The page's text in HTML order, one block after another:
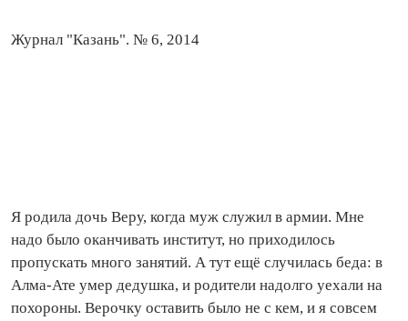
Журнал "Казань". № 6, 2014
Я родила дочь Веру, когда муж служил в армии. Мне
надо было оканчивать институт, но приходилось
пропускать много занятий. А тут ещё случилась беда: в
Алма-Ате умер дедушка, и родители надолго уехали на
похороны. Верочку оставить было не с кем, и я совсем